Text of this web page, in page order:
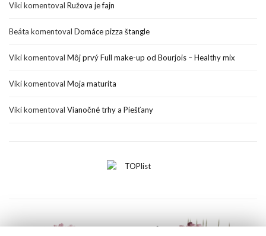
Vikikomentoval Ružova je fajn
Beáta komentoval Domáce pizza štangle
Vikikomentoval Môj prvý Full make-up od Bourjois – Healthy mix
Vikikomentoval Moja maturita
Vikikomentoval Vianočné trhy a Piešťany